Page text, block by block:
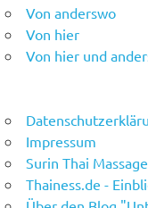
Von anderswo
Von hier
Von hier und
Impressum
Surin Thai
Thainess.de -